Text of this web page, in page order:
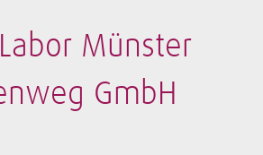
Münster
GmbH